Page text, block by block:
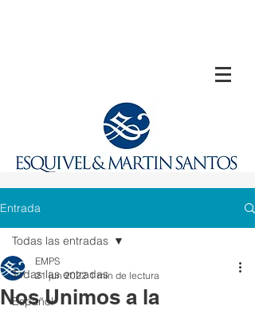
Entrada
Todas las entradas
Español
Todas las entradas
Nos Unimos a la
EMPS
21 jun 2022 1 min de lectura